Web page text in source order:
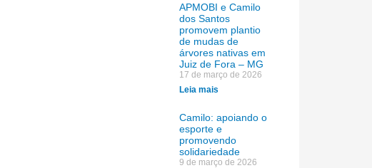
APMOBI e Camilo
dos Santos
promovem plantio
de mudas de
árvores nativas em
Juiz de Fora – MG
17 de março de 2026
Leia mais
Camilo: apoiando o
esporte e
promovendo
solidariedade
9 de março de 2026